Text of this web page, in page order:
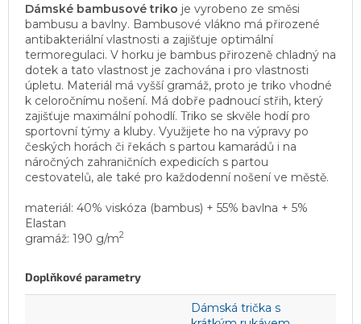
Dámské bambusové triko je vyrobeno ze směsi
bambusu a bavlny. Bambusové vlákno má přirozené
antibakteriální vlastnosti a zajišťuje optimální
termoregulaci. V horku je bambus přirozeně chladný na
dotek a tato vlastnost je zachována i pro vlastnosti
úpletu. Materiál má vyšší gramáž, proto je triko vhodné
k celoročnímu nošení. Má dobře padnoucí střih, který
zajišťuje maximální pohodlí. Triko se skvěle hodí pro
sportovní týmy a kluby. Využijete ho na výpravy po
českých horách či řekách s partou kamarádů i na
náročných zahraničních expedicích s partou
cestovatelů, ale také pro každodenní nošení ve městě.
materiál: 40% viskóza (bambus) + 55% bavlna + 5%
Elastan
gramáž: 190 g/m2
Doplňkové parametry
Dámská trička s